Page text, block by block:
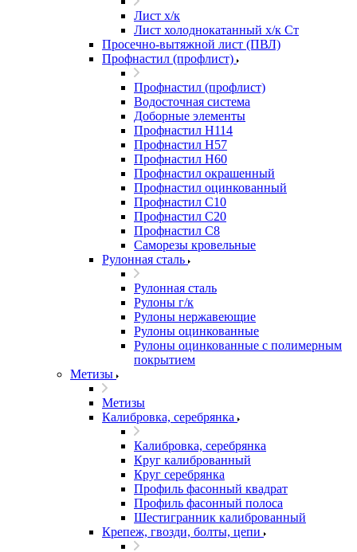
Лист х/к
Лист холоднокатанный х/к Ст
Просечно-вытяжной лист (ПВЛ)
Профнастил (профлист)
Профнастил (профлист)
Водосточная система
Доборные элементы
Профнастил Н114
Профнастил Н57
Профнастил Н60
Профнастил окрашенный
Профнастил оцинкованный
Профнастил С10
Профнастил С20
Профнастил С8
Саморезы кровельные
Рулонная сталь
Рулонная сталь
Рулоны г/к
Рулоны нержавеющие
Рулоны оцинкованные
Рулоны оцинкованные с полимерным
покрытием
Метизы
Метизы
Калибровка, серебрянка
Калибровка, серебрянка
Круг калиброванный
Круг серебрянка
Профиль фасонный квадрат
Профиль фасонный полоса
Шестигранник калиброванный
Крепеж, гвозди, болты, цепи